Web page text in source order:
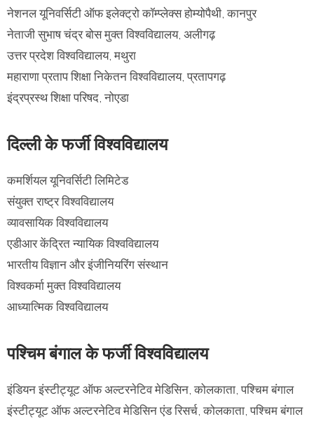
नेशनल यूनिवर्सिटी ऑफ इलेक्ट्रो कॉम्प्लेक्स होम्योपैथी, कानपुर
नेताजी सुभाष चंद्र बोस मुक्त विश्वविद्यालय, अलीगढ़
उत्तर प्रदेश विश्वविद्यालय, मथुरा
महाराणा प्रताप शिक्षा निकेतन विश्वविद्यालय, प्रतापगढ़
इंद्रप्रस्थ शिक्षा परिषद, नोएडा
दिल्ली के फर्जी विश्वविद्यालय
कमर्शियल यूनिवर्सिटी लिमिटेड
संयुक्त राष्ट्र विश्वविद्यालय
व्यावसायिक विश्वविद्यालय
एडीआर केंद्रित न्यायिक विश्वविद्यालय
भारतीय विज्ञान और इंजीनियरिंग संस्थान
विश्वकर्मा मुक्त विश्वविद्यालय
आध्यात्मिक विश्वविद्यालय
पश्चिम बंगाल के फर्जी विश्वविद्यालय
इंडियन इंस्टीट्यूट ऑफ अल्टरनेटिव मेडिसिन, कोलकाता, पश्चिम बंगाल
इंस्टीट्यूट ऑफ अल्टरनेटिव मेडिसिन एंड रिसर्च, कोलकाता, पश्चिम बंगाल